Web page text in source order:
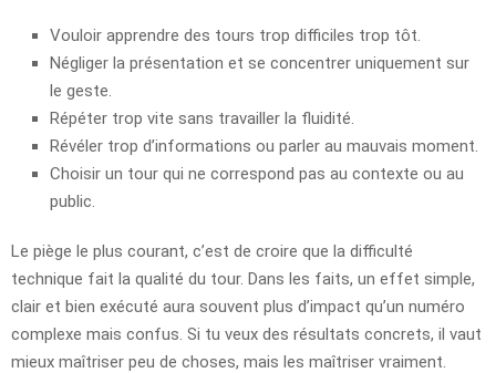
Vouloir apprendre des tours trop difficiles trop tôt.
Négliger la présentation et se concentrer uniquement sur
le geste.
Répéter trop vite sans travailler la fluidité.
Révéler trop d’informations ou parler au mauvais moment.
Choisir un tour qui ne correspond pas au contexte ou au
public.
Le piège le plus courant, c’est de croire que la difficulté
technique fait la qualité du tour. Dans les faits, un effet simple,
clair et bien exécuté aura souvent plus d’impact qu’un numéro
complexe mais confus. Si tu veux des résultats concrets, il vaut
mieux maîtriser peu de choses, mais les maîtriser vraiment.